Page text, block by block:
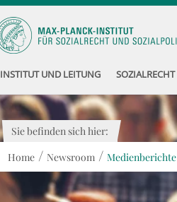
INSTITUT UND LEITUNG SOZIALRECHT
Sie befinden sich hier:
Home / Newsroom / Medienberichte